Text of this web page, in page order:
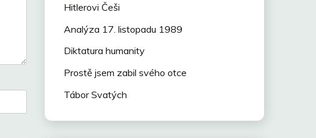
Hitlerovi Češi
Analýza 17. listopadu 1989
Diktatura humanity
Prostě jsem zabil svého otce
Tábor Svatých